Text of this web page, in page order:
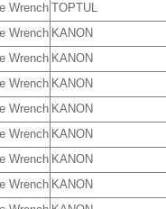
Wrench TOPTUL
Wrench KANON
Wrench KANON
Wrench KANON
Wrench KANON
Wrench KANON
Wrench KANON
Wrench KANON